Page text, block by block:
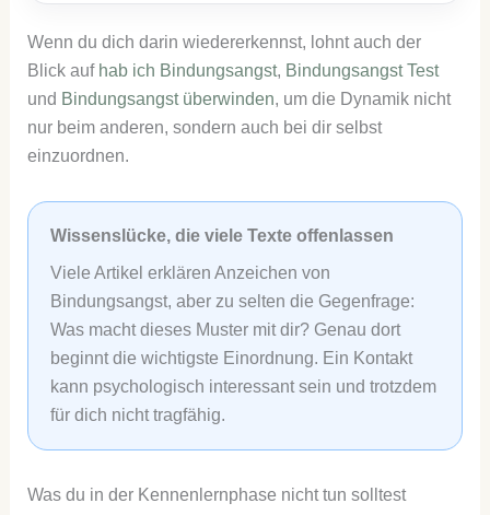
Wenn du dich darin wiedererkennst, lohnt auch der
Blick auf hab ich Bindungsangst, Bindungsangst Test
und Bindungsangst überwinden, um die Dynamik nicht
nur beim anderen, sondern auch bei dir selbst
einzuordnen.
Wissenslücke, die viele Texte offenlassen
Viele Artikel erklären Anzeichen von
Bindungsangst, aber zu selten die Gegenfrage:
Was macht dieses Muster mit dir? Genau dort
beginnt die wichtigste Einordnung. Ein Kontakt
kann psychologisch interessant sein und trotzdem
für dich nicht tragfähig.
Was du in der Kennenlernphase nicht tun solltest